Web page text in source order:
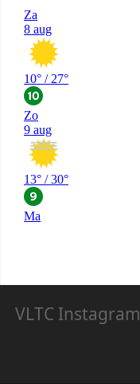
VLTC Instagram